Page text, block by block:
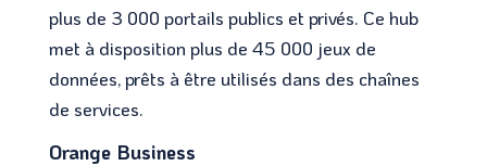
plus de 3 000 portails publics et privés. Ce hub
met à disposition plus de 45 000 jeux de
données, prêts à être utilisés dans des chaînes
de services.
Orange Business